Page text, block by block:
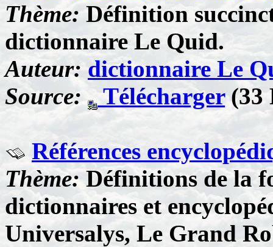
Thème: Définition
dictionnaire Le Quid.
Auteur: dictionnaire Le
Source:
Télécharger(33
Références
Thème:Définitions de la
dictionnaires et
Universalys, Le Grand